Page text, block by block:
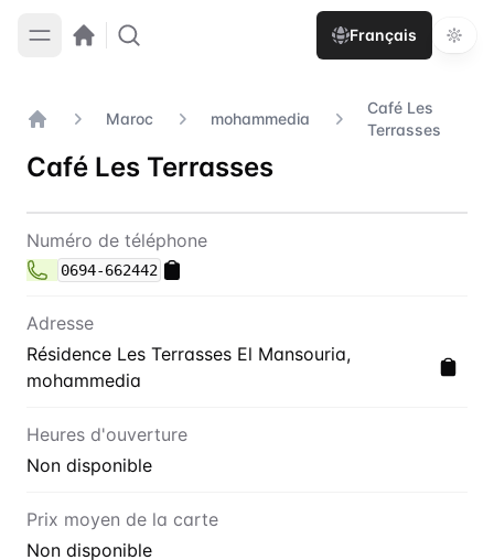
Français
Maroc mohammedia
Café Les
Terrasses
Café Les Terrasses
Contact Café Les Terrasses
Numéro de téléphone
0694-662442
Adresse
Résidence Les Terrasses El Mansouria,
mohammedia
Heures d'ouverture
Non disponible
Prix moyen de la carte
Non disponible